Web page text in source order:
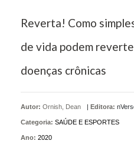
Reverta! Como
de vida podem
doenças crônicas
Autor: Ornish, Dean Editora:
Categoria: SAÚDE E ESPORTES
Ano: 2020